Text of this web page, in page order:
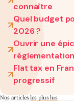
connaître
Quel budget
2026 ?
Ouvrir une
réglementation
Flat tax en
progressif
Nos articlesles plus lus